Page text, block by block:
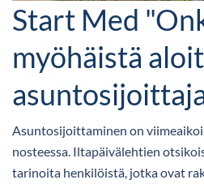
Start Med
myöhäistä
Asuntosijoittaminen on
nosteessa. Iltapäivälehtien
tarinoita henkilöistä, jotka ovat